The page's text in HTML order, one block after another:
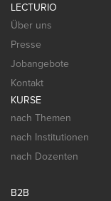
LECTURIO
Über uns
Presse
Jobangebote
Kontakt
KURSE
nach Themen
nach Institutionen
nach Dozenten
B2B